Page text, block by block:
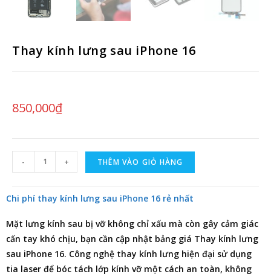
Thay kính lưng sau iPhone 16
850,000₫
- + THÊM VÀO GIỎ HÀNG
Chi phí thay kính lưng sau iPhone 16 rẻ nhất
Mặt lưng kính sau bị vỡ không chỉ xấu mà còn gây cảm giác
cấn tay khó chịu, bạn cần cập nhật bảng giá Thay kính lưng
sau iPhone 16. Công nghệ thay kính lưng hiện đại sử dụng
tia laser để bóc tách lớp kính vỡ một cách an toàn, không